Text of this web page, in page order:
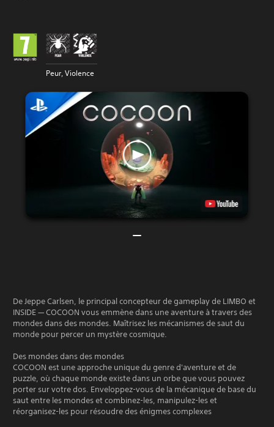
Peur, Violence
De Jeppe Carlsen, le principal concepteur de gameplay de LIMBO et
INSIDE — COCOON vous emmène dans une aventure à travers des
mondes dans des mondes. Maîtrisez les mécanismes de saut du
monde pour percer un mystère cosmique.
Des mondes dans des mondes
COCOON est une approche unique du genre d'aventure et de
puzzle, où chaque monde existe dans un orbe que vous pouvez
porter sur votre dos. Enveloppez-vous de la mécanique de base du
saut entre les mondes et combinez-les, manipulez-les et
réorganisez-les pour résoudre des énigmes complexes